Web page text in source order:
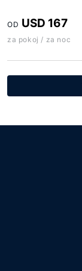
OD USD 167
za pokoj / za noc